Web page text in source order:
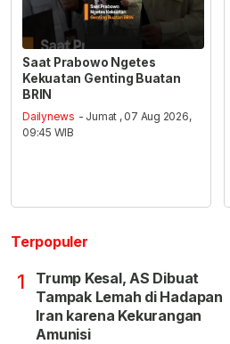
Saat Prabowo Ngetes
Kekuatan Genting Buatan
BRIN
Dailynews - Jumat , 07 Aug 2026,
09:45 WIB
Terpopuler
1
Trump Kesal, AS Dibuat
Tampak Lemah di Hadapan
Iran karena Kekurangan
Amunisi